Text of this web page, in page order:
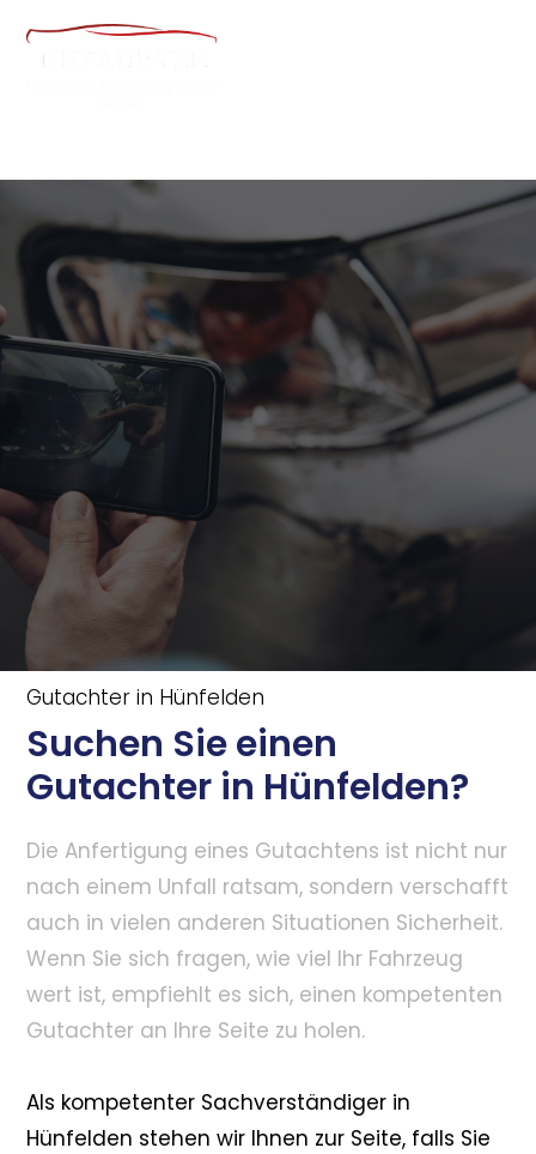
Gutachter in Hünfelden
Suchen Sie einen
Gutachter in Hünfelden?
Die Anfertigung eines Gutachtens ist nicht nur
nach einem Unfall ratsam, sondern verschafft
auch in vielen anderen Situationen Sicherheit.
Wenn Sie sich fragen, wie viel Ihr Fahrzeug
wert ist, empfiehlt es sich, einen kompetenten
Gutachter an Ihre Seite zu holen.
Als kompetenter Sachverständiger in
Hünfelden stehen wir Ihnen zur Seite, falls Sie